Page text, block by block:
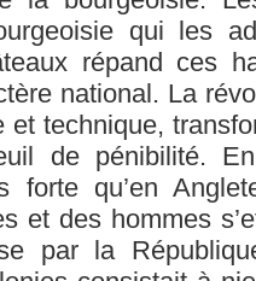
qui les
répand ces
national. La
et technique,
de pénibilité.
forte qu’en
et des hommes
par la